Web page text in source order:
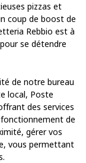
pizzas et
coup de boost de
Rebbio est à
se détendre
de notre bureau
local, Poste
des services
de
gérer vos
vous permettant